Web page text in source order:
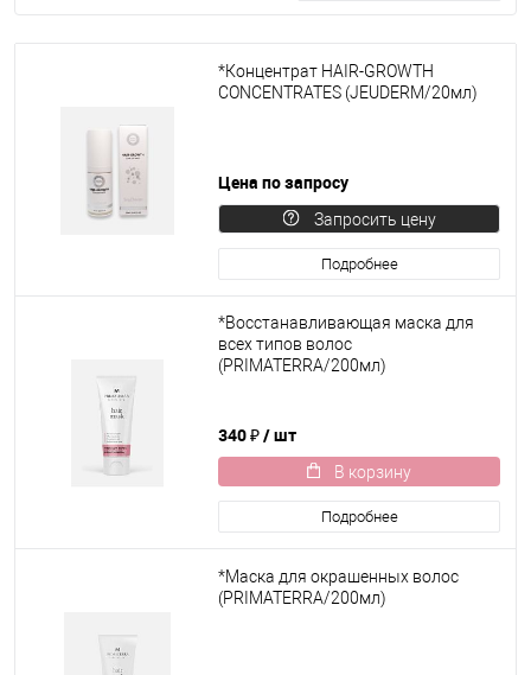
*Концентрат HAIR-GROWTH
CONCENTRATES (JEUDERM/20мл)
Цена по запросу
Запросить цену
Подробнее
*Восстанавливающая маска для
всех типов волос
(PRIMATERRA/200мл)
340 ₽/ шт
В корзину
Подробнее
*Маска для окрашенных волос
(PRIMATERRA/200мл)